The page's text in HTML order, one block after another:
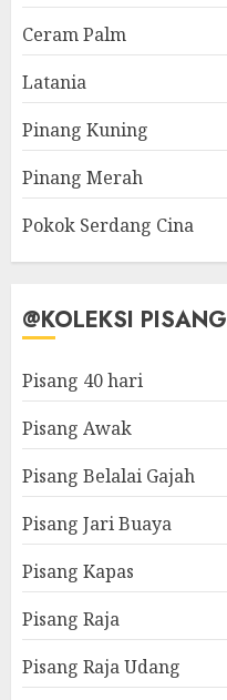
Ceram Palm
Latania
Pinang Kuning
Pinang Merah
Pokok Serdang Cina
@KOLEKSI PISANG
Pisang 40 hari
Pisang Awak
Pisang Belalai Gajah
Pisang Jari Buaya
Pisang Kapas
Pisang Raja
Pisang Raja Udang